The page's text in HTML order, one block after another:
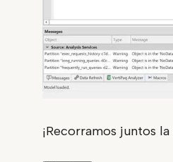
¡Recorramos juntos